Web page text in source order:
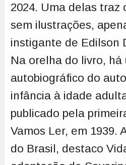
2024. Uma delas traz
sem ilustrações,
instigante de Edilson
Na orelha do livro, há
autobiográfico do
infância à idade
publicado pela
Vamos Ler, em 1939.
do Brasil, destaco